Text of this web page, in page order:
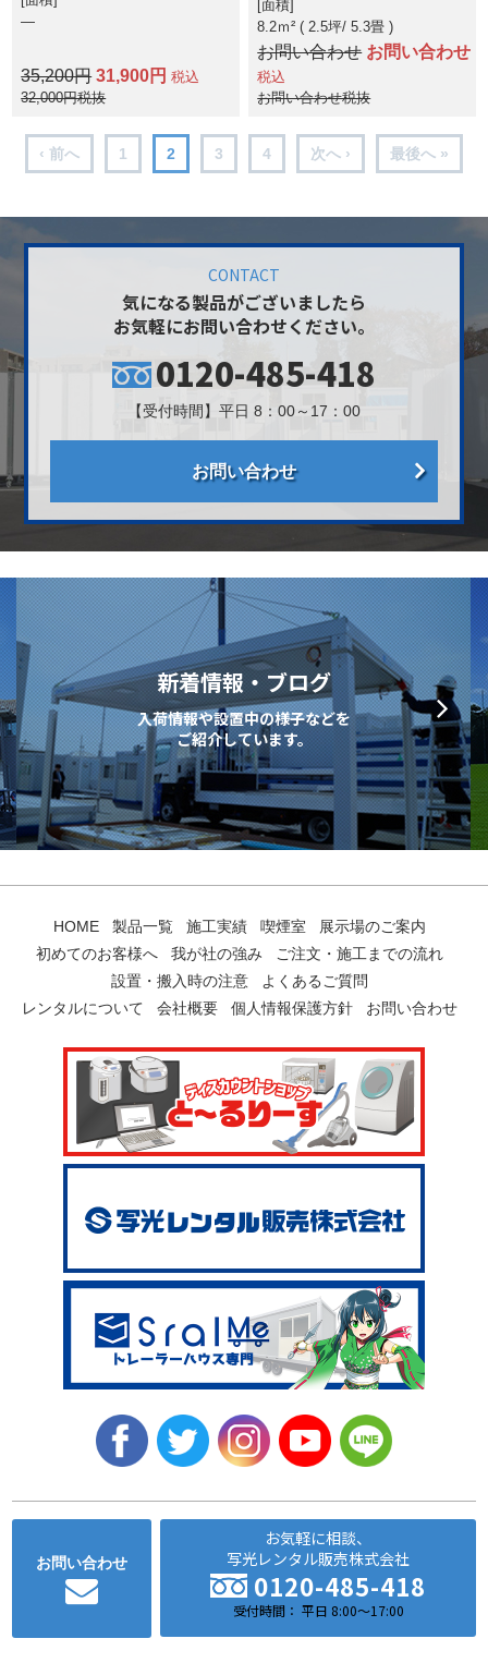
―
35,200円 31,900円 税込
32,000円税抜
面積
8.2ｍ² ( 2.5坪 5.3畳 )
お問い合わせ お問い合わせ
税込
お問い合わせ税抜
‹ 前へ 1 2 3 4 次へ › 最後へ »
CONTACT
気になる製品がございましたら
お気軽にお問い合わせください。
0120-485-418
【受付時間】平日 8：00～17：00
お問い合わせ
新着情報・ブログ
入荷情報や設置中の様子などを
ご紹介しています。
HOME 製品一覧 施工実績 喫煙室
展示場のご案内
初めてのお客様へ
我が社の強み
ご注文・施工までの流れ
設置・搬入時の注意
よくあるご質問
レンタルについて
会社概要 個人情報保護方針 お問い合わせ
お問い合わせ
お気軽に相談、
写光レンタル販売株式会社
0120-485-418
受付時間： 平日 8:00～17:00